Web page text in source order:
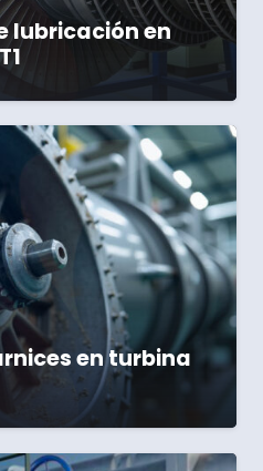
lubricación en
en turbina